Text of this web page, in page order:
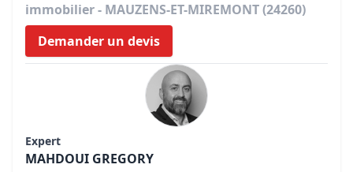
immobilier - MAUZENS-ET-MIREMONT (24260)
Demander un devis
Expert
MAHDOUI GREGORY